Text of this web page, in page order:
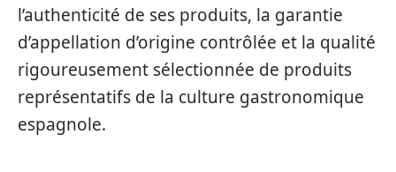
l’authenticité de ses produits, la garantie
d’appellation d’origine contrôlée et la qualité
rigoureusement sélectionnée de produits
représentatifs de la culture gastronomique
espagnole.